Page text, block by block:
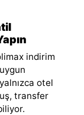
indirim
otel
transfer